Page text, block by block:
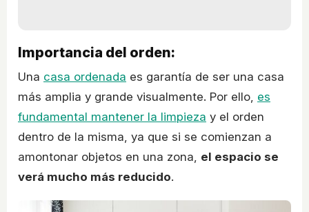
Importancia del orden:
Una casa ordenada es garantía de ser una casa
más amplia y grande visualmente. Por ello, es
fundamental mantener la limpieza y el orden
dentro de la misma, ya que si se comienzan a
amontonar objetos en una zona, el espacio se
verá mucho más reducido.